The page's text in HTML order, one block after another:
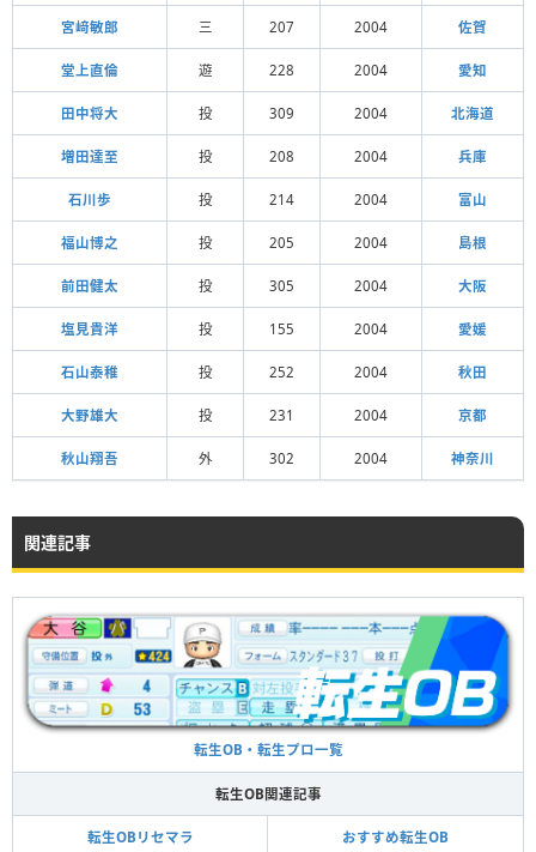
宮﨑敏郎 三 207 2004 佐賀
堂上直倫 遊 228 2004 愛知
田中将大 投 309 2004 北海道
増田達至 投 208 2004 兵庫
石川歩 投 214 2004 富山
福山博之 投 205 2004 島根
前田健太 投 305 2004 大阪
塩見貴洋 投 155 2004 愛媛
石山泰稚 投 252 2004 秋田
大野雄大 投 231 2004 京都
秋山翔吾 外 302 2004 神奈川
関連記事
転生OB・転生プロ一覧
転生OB関連記事
転生OBリセマラ おすすめ転生OB